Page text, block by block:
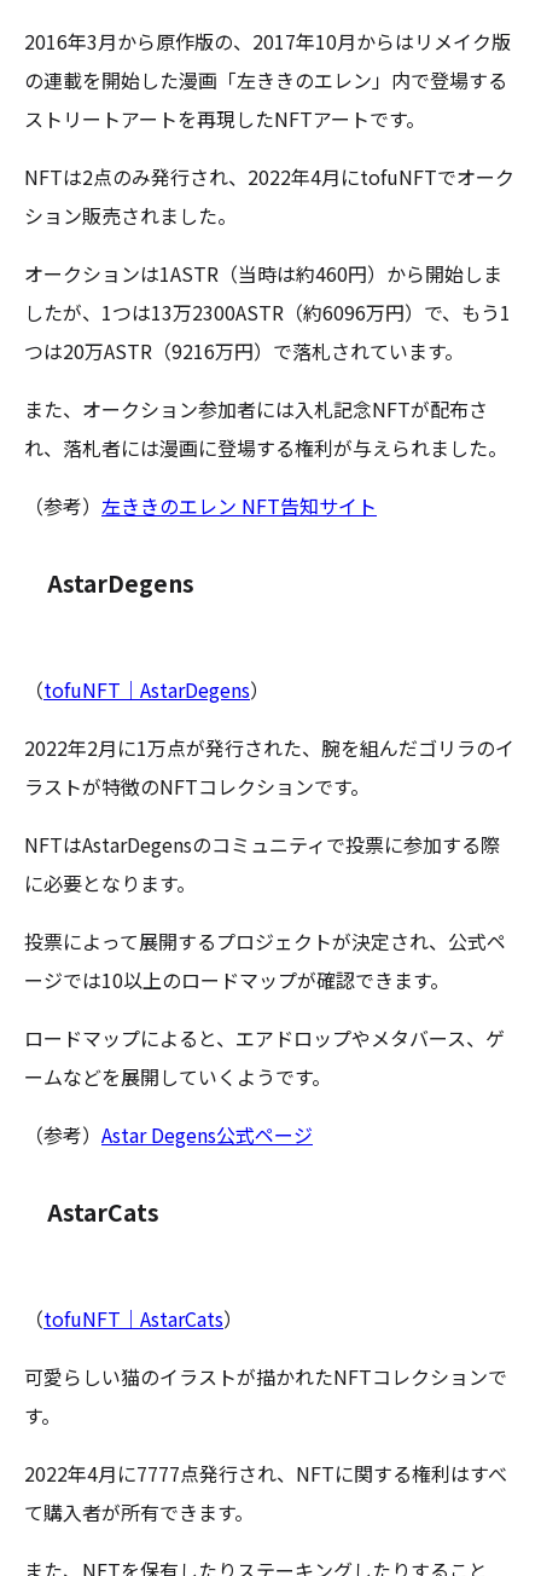
2016年3月から原作版の、2017年10月からはリメイク版
の連載を開始した漫画「左ききのエレン」内で登場する
ストリートアートを再現したNFTアートです。
NFTは2点のみ発行され、2022年4月にtofuNFTでオーク
ション販売されました。
オークションは1ASTR（当時は約460円）から開始しま
したが、1つは13万2300ASTR（約6096万円）で、もう1
つは20万ASTR（9216万円）で落札されています。
また、オークション参加者には入札記念NFTが配布さ
れ、落札者には漫画に登場する権利が与えられました。
（参考） 左ききのエレン NFT告知サイト
AstarDegens
（tofuNFT｜AstarDegens）
2022年2月に1万点が発行された、腕を組んだゴリラのイ
ラストが特徴のNFTコレクションです。
NFTはAstarDegensのコミュニティで投票に参加する際
に必要となります。
投票によって展開するプロジェクトが決定され、公式ペ
ージでは10以上のロードマップが確認できます。
ロードマップによると、エアドロップやメタバース、ゲ
ームなどを展開していくようです。
（参考） Astar Degens公式ページ
AstarCats
（tofuNFT｜AstarCats）
可愛らしい猫のイラストが描かれたNFTコレクションで
す。
2022年4月に7777点発行され、NFTに関する権利はすべ
て購入者が所有できます。